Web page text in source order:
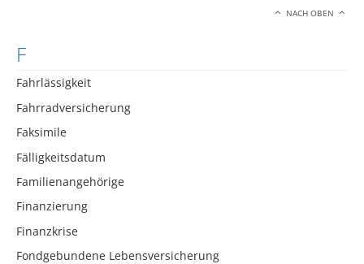
NACH OBEN
F
Fahrlässigkeit
Fahrradversicherung
Faksimile
Fälligkeitsdatum
Familienangehörige
Finanzierung
Finanzkrise
Fondgebundene Lebensversicherung